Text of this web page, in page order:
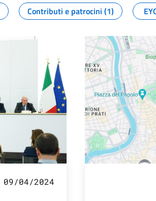
Contributi e patrocini (1)
09/04/2024